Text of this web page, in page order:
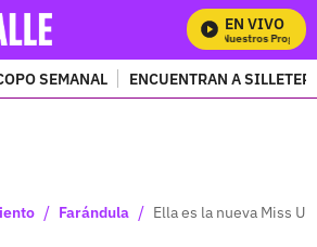
EN VIVO
Mira Todos Nuestros Programas
SEMANAL ENCUENTRAN A
/ Farándula / Ella es la nueva Miss